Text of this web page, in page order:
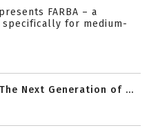
FARBA – a
specifically for medium-
Next Generation of ...